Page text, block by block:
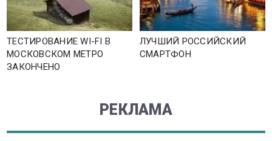
ТЕСТИРОВАНИЕ WI-FI В
МОСКОВСКОМ МЕТРО
ЗАКОНЧЕНО
ЛУЧШИЙ РОССИЙСКИЙ
СМАРТФОН
РЕКЛАМА